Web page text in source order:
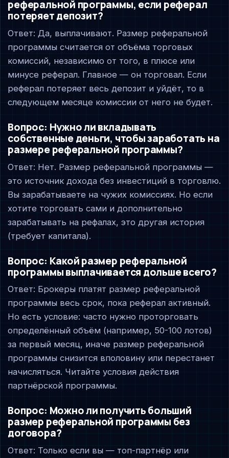
реферальной программы, если реферал
потеряет депозит?
Ответ: Да, выплачивают. Размер реферальной
программы считается от объёма торговых
комиссий, независимо от того, в плюсе или
минусе реферал. Главное — он торговал. Если
реферал потеряет весь депозит и уйдёт, то в
следующем месяце комиссии от него не будет.
Вопрос: Нужно ли вкладывать
собственные деньги, чтобы заработать на
размере реферальной программы?
Ответ: Нет. Размер реферальной программы —
это источник дохода без инвестиций в торговлю.
Вы зарабатываете на чужих комиссиях. Но если
хотите торговать сами и дополнительно
зарабатывать на рефалах, это другая история
(требует капитала).
Вопрос: Какой размер реферальной
программы выплачивается дольше всего?
Ответ: Брокеры платят размер реферальной
программы весь срок, пока реферал активный.
Но есть условие: часто нужно проторговать
определённый объём (например, 50-100 лотов)
за первый месяц, иначе размер реферальной
программы снизится вполовину или перестанет
начисляться. Читайте условия действия
партнёрской программы.
Вопрос: Можно ли получить больший
размер реферальной программы без
договора?
Ответ: Только если вы — топ-партнёр или